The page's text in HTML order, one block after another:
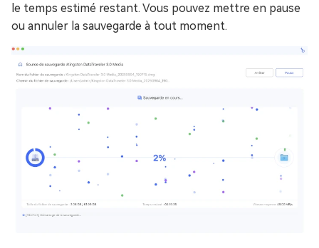
le temps estimé restant. Vous pouvez mettre en pause
ou annuler la sauvegarde à tout moment.